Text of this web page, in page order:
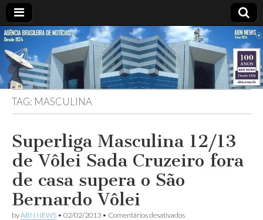
ABN
AGÊNCIA
BRASILEIRA
DE
NOTÍCIAS
DESDE
1924
TAG: MASCULINA
Superliga Masculina 12/13
de Vôlei Sada Cruzeiro fora
de casa supera o São
Bernardo Vôlei
byABN NEWS • 02/02/2013 • Comentários desativadosem